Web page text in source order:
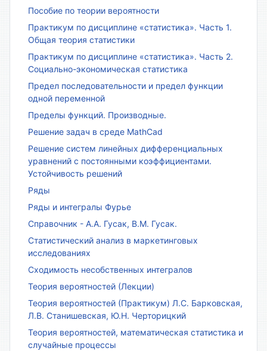
Пособие по теории вероятности
Практикум по дисциплине «статистика». Часть 1.
Общая теория статистики
Практикум по дисциплине «статистика». Часть 2.
Социально-экономическая статистика
Предел последовательности и предел функции
одной переменной
Пределы функций. Производные.
Решение задач в среде MathCad
Решение систем линейных дифференциальных
уравнений с постоянными коэффициентами.
Устойчивость решений
Ряды
Ряды и интегралы Фурье
Справочник - А.А. Гусак, В.М. Гусак.
Статистический анализ в маркетинговых
исследованиях
Сходимость несобственных интегралов
Теория вероятностей (Лекции)
Теория вероятностей (Практикум) Л.С. Барковская,
Л.В. Станишевская, Ю.Н. Черторицкий
Теория вероятностей, математическая статистика и
случайные процессы